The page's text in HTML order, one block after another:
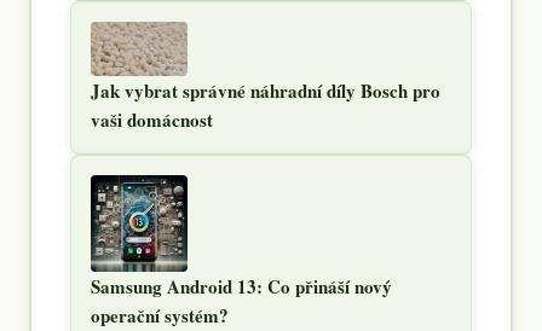
Jak vybrat správné náhradní díly Bosch pro
vaši domácnost
Samsung Android 13: Co přináší nový
operační systém?